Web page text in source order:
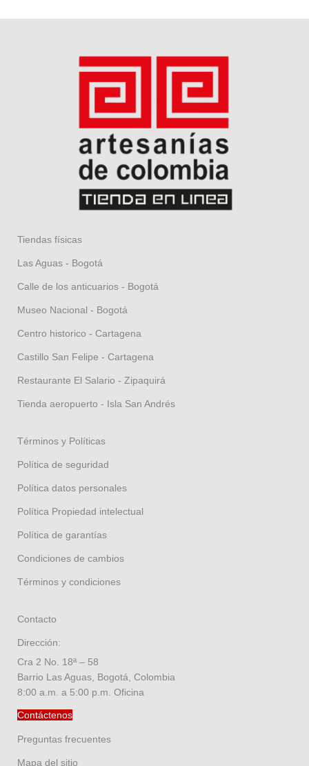
Tiendas físicas
Las Aguas - Bogotá
Calle de los anticuarios - Bogotá
Museo Nacional - Bogotá
Centro historico - Cartagena
Castillo San Felipe - Cartagena
Restaurante El Salario - Zipaquirá
Tienda aeropuerto - Isla San Andrés
Términos y Políticas
Política de seguridad
Política datos personales
Política Propiedad intelectual
Política de garantías
Condiciones de cambios
Términos y condiciones
Contacto
Dirección:
Cra 2 No. 18ª – 58
Barrio Las Aguas, Bogotá, Colombia
8:00 a.m. a 5:00 p.m. Oficina
Contáctenos
Preguntas frecuentes
Mapa del sitio